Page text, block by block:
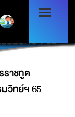
รราชทูต
รมวิทย์ฯ 65
าชทูต
วิทย์ฯ 65